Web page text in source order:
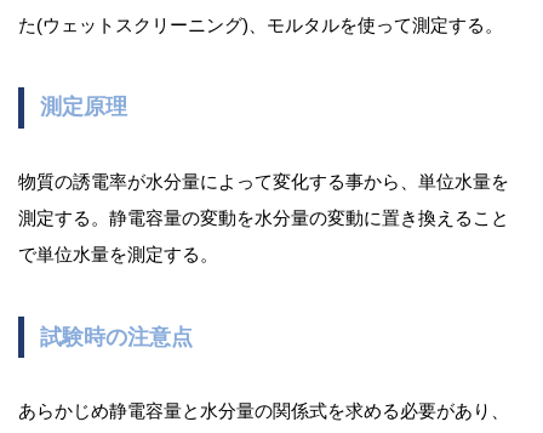
た(ウェットスクリーニング)、モルタルを使って測定する。
測定原理
物質の誘電率が水分量によって変化する事から、単位水量を
測定する。静電容量の変動を水分量の変動に置き換えること
で単位水量を測定する。
試験時の注意点
あらかじめ静電容量と水分量の関係式を求める必要があり、